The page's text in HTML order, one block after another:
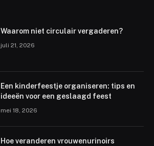
Waarom niet circulair vergaderen?
juli 21, 2026
Een kinderfeestje organiseren: tips en
ideeën voor een geslaagd feest
mei 18, 2026
Hoe veranderen vrouwenurinoirs